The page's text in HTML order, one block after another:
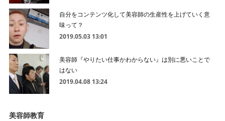
自分をコンテンツ化して美容師の生産性を上げていく意
味って？
2019.05.03 13:01
美容師『やりたい仕事かわからない』は別に悪いことで
はない
2019.04.08 13:24
美容師教育